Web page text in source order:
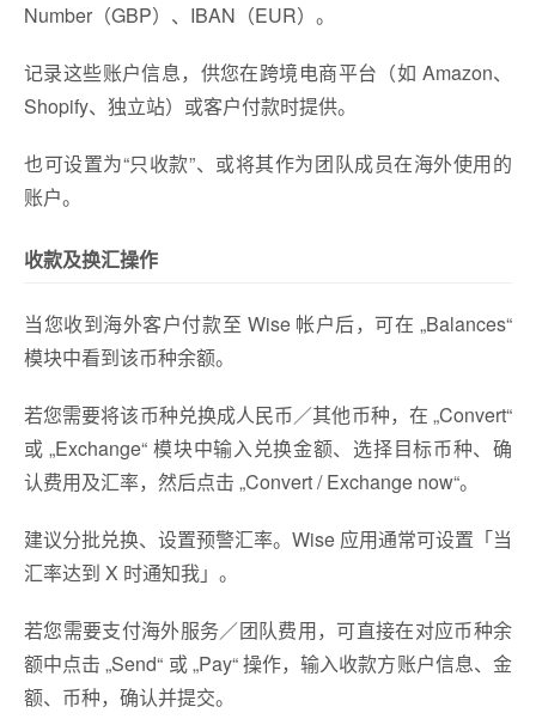
Number（GBP）、IBAN（EUR）。
记录这些账户信息，供您在跨境电商平台（如 Amazon、
Shopify、独立站）或客户付款时提供。
也可设置为“只收款”、或将其作为团队成员在海外使用的
账户。
收款及换汇操作
当您收到海外客户付款至 Wise 帐户后，可在 „Balances“
模块中看到该币种余额。
若您需要将该币种兑换成人民币／其他币种，在 „Convert“
或 „Exchange“ 模块中输入兑换金额、选择目标币种、确
认费用及汇率，然后点击 „Convert / Exchange now“。
建议分批兑换、设置预警汇率。Wise 应用通常可设置「当
汇率达到 X 时通知我」。
若您需要支付海外服务／团队费用，可直接在对应币种余
额中点击 „Send“ 或 „Pay“ 操作，输入收款方账户信息、金
额、币种，确认并提交。